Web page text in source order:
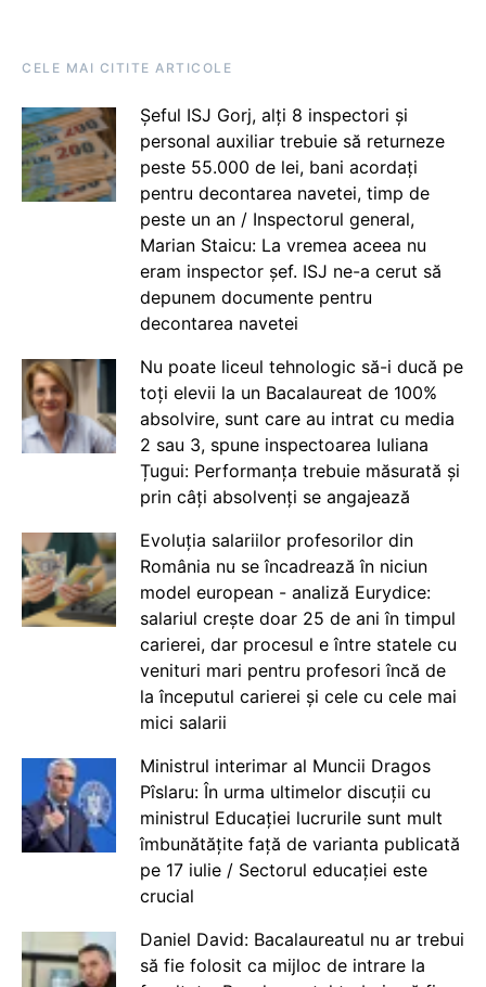
CELE MAI CITITE ARTICOLE
Șeful ISJ Gorj, alți 8 inspectori și
personal auxiliar trebuie să returneze
peste 55.000 de lei, bani acordați
pentru decontarea navetei, timp de
peste un an / Inspectorul general,
Marian Staicu: La vremea aceea nu
eram inspector șef. ISJ ne-a cerut să
depunem documente pentru
decontarea navetei
Nu poate liceul tehnologic să-i ducă pe
toți elevii la un Bacalaureat de 100%
absolvire, sunt care au intrat cu media
2 sau 3, spune inspectoarea Iuliana
Țugui: Performanța trebuie măsurată și
prin câți absolvenți se angajează
Evoluția salariilor profesorilor din
România nu se încadrează în niciun
model european - analiză Eurydice:
salariul crește doar 25 de ani în timpul
carierei, dar procesul e între statele cu
venituri mari pentru profesori încă de
la începutul carierei și cele cu cele mai
mici salarii
Ministrul interimar al Muncii Dragos
Pîslaru: În urma ultimelor discuții cu
ministrul Educației lucrurile sunt mult
îmbunătățite față de varianta publicată
pe 17 iulie / Sectorul educației este
crucial
Daniel David: Bacalaureatul nu ar trebui
să fie folosit ca mijloc de intrare la